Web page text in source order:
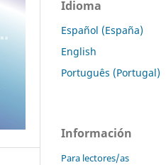
Idioma
Español (España)
English
Português (Portugal)
Información
Para lectores/as